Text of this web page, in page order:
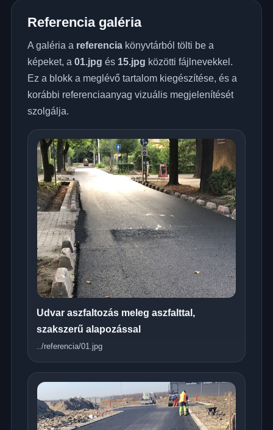
Referencia galéria
A galéria a referenciakönyvtárból tölti be a
képeket, a 01.jpg és 15.jpg közötti fájlnevekkel.
Ez a blokk a meglévő tartalom kiegészítése, és a
korábbi referenciaanyag vizuális megjelenítését
szolgálja.
Udvar aszfaltozás meleg aszfalttal,
szakszerű alapozással
../referencia/01.jpg